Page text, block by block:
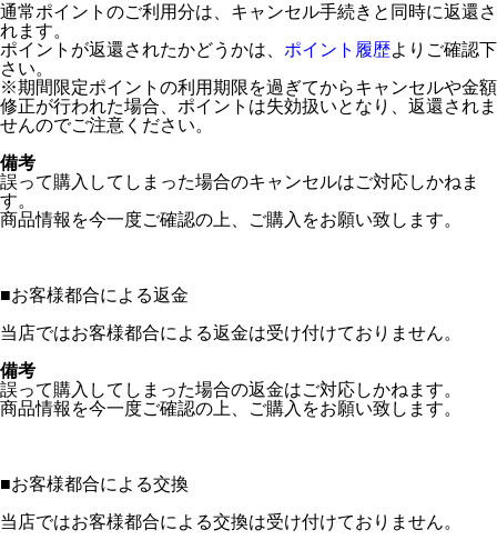
通常ポイントのご利用分は、キャンセル手続きと同時に返還さ
れます。
ポイントが返還されたかどうかは、 ポイント履歴よりご確認下
さい。
※期間限定ポイントの利用期限を過ぎてからキャンセルや金額
修正が行われた場合、ポイントは失効扱いとなり、返還されま
せんのでご注意ください。
備考
誤って購入してしまった場合のキャンセルはご対応しかねま
す。
商品情報を今一度ご確認の上、ご購入をお願い致します。
■お客様都合による返金
当店ではお客様都合による返金は受け付けておりません。
備考
誤って購入してしまった場合の返金はご対応しかねます。
商品情報を今一度ご確認の上、ご購入をお願い致します。
■お客様都合による交換
当店ではお客様都合による交換は受け付けておりません。